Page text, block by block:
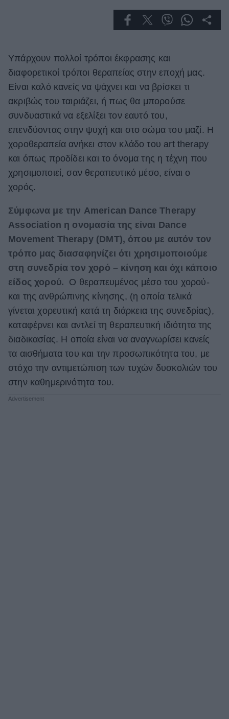
Living
Deco
Cooking
Green
Αφιερώματα
ΒΟΞ
Χωρίς Ταμπέλες
Women's Forum
Hautes Grecians
Γάμος
Market News
Υπάρχουν πολλοί τρόποι έκφρασης και
διαφορετικοί τρόποι θεραπείας στην εποχή μας.
Είναι καλό κανείς να ψάχνει και να βρίσκει τι
ακριβώς του ταιριάζει, ή πως θα μπορούσε
συνδυαστικά να εξελίξει τον εαυτό του,
επενδύοντας στην ψυχή και στο σώμα του μαζί. Η
χοροθεραπεία ανήκει στον κλάδο του art therapy
και όπως προδίδει και το όνομα της η τέχνη που
χρησιμοποιεί, σαν θεραπευτικό μέσο, είναι ο
χορός.
Σύμφωνα με την American Dance Therapy
Association η ονομασία της είναι Dance
Movement Therapy (DMT), όπου με αυτόν τον
τρόπο μας διασαφηνίζει ότι χρησιμοποιούμε
στη συνεδρία τον χορό – κίνηση και όχι κάποιο
είδος χορού. Ο θεραπευμένος μέσο του χορού-
και της ανθρώπινης κίνησης, (η οποία τελικά
γίνεται χορευτική κατά τη διάρκεια της συνεδρίας),
καταφέρνει και αντλεί τη θεραπευτική ιδιότητα της
διαδικασίας. Η οποία είναι να αναγνωρίσει κανείς
τα αισθήματα του και την προσωπικότητα του, με
στόχο την αντιμετώπιση των τυχών δυσκολιών του
στην καθημερινότητα του.